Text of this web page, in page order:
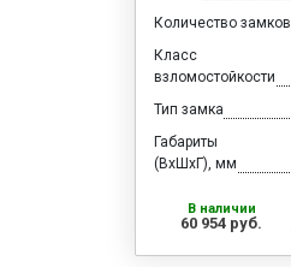
Количество замков
Класс
взломостойкости
Тип замка
Габариты
(ВхШхГ), мм
В наличии
60 954 руб.